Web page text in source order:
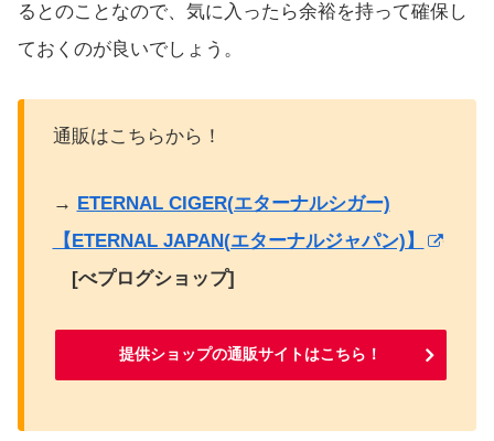
るとのことなので、気に入ったら余裕を持って確保し
ておくのが良いでしょう。
通販はこちらから！
→ ETERNAL CIGER(エターナルシガー)
【ETERNAL JAPAN(エターナルジャパン)】
[べプログショップ]
提供ショップの通販サイトはこちら！